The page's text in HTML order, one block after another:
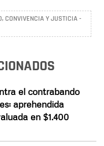
CONVIVENCIA Y JUSTICIA -
el contrabando
aprehendida
en $1.400